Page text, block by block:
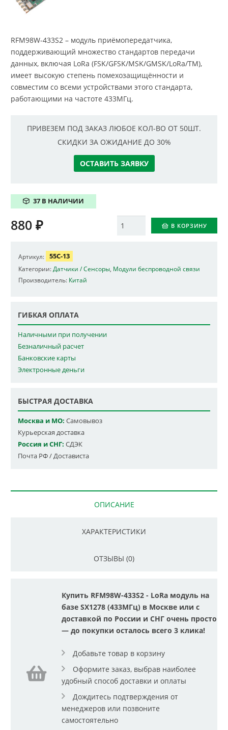
RFM98W-433S2 – модуль приёмопередатчика,
поддерживающий множество стандартов передачи
данных, включая LoRa (FSK/GFSK/MSK/GMSK/LoRa/TM),
имеет высокую степень помехозащищённости и
совместим со всеми устройствами этого стандарта,
работающими на частоте 433МГц.
ПРИВЕЗЕМ ПОД ЗАКАЗ ЛЮБОЕ КОЛ-ВО ОТ 50ШТ.
СКИДКИ ЗА ОЖИДАНИЕ ДО 30%
ОСТАВИТЬ ЗАЯВКУ
37 В НАЛИЧИИ
Количество В КОРЗИНУ
880 ₽
Артикул: 55C-13
Категории: Датчики / Сенсоры Модули беспроводной связи
Производитель: Китай
ГИБКАЯ ОПЛАТА
Наличными при получении
Безналичный расчет
Банковские карты
Электронные деньги
БЫСТРАЯ ДОСТАВКА
Москва и МО: Самовывоз
Курьерская доставка
Россия и СНГ: СДЭК
Почта РФ / Достависта
ОПИСАНИЕ
ХАРАКТЕРИСТИКИ
ОТЗЫВЫ (0)
Купить RFM98W-433S2 - LoRa модуль на
базе SX1278 (433МГц) в Москве или с
доставкой по России и СНГ очень просто
— до покупки осталось всего 3 клика!
Добавьте товар в корзину
Оформите заказ, выбрав наиболее
удобный способ доставки и оплаты
Дождитесь подтверждения от
менеджеров или позвоните
самостоятельно